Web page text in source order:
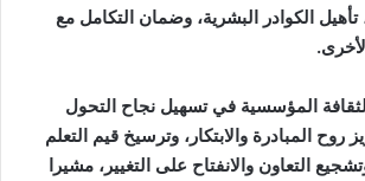
تأهيل الكوادر البشرية، وضمان التكامل مع
المؤسسية في تسهيل نجاح التحول
المبادرة والابتكار، وترسيخ قيم التعلم
التعاون والانفتاح على التغيير، مشيرا